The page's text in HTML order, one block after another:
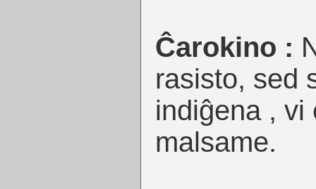
Ĉarokino :
rasisto, sed
indiĝena , vi
malsame.